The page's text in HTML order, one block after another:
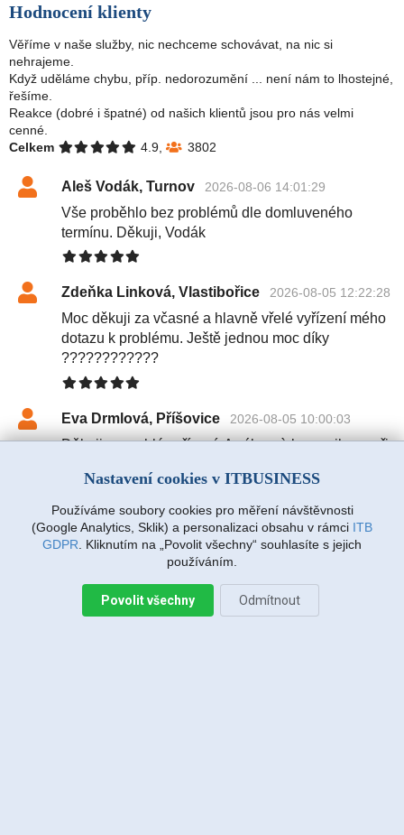
Hodnocení klienty
Věříme v naše služby, nic nechceme schovávat, na nic si
nehrajeme.
Když uděláme chybu, příp. nedorozumění ... není nám to lhostejné,
řešíme.
Reakce (dobré i špatné) od našich klientů jsou pro nás velmi
cenné.
Celkem
4.9, 3802
Aleš Vodák, Turnov 2026-08-06 14:01:29
Vše proběhlo bez problémů dle domluveného
termínu. Děkuji, Vodák
Zdeňka Linková, Vlastibořice 2026-08-05 12:22:28
Moc děkuji za včasné a hlavně vřelé vyřízení mého
dotazu k problému. Ještě jednou moc díky
????????????
Eva Drmlová, Příšovice 2026-08-05 10:00:03
Děkuji za rychlé vyřízení. A výbornà komunikace při
Martin Vanda, Bakov nad Jizerou
2026-08-04 20:33:07
Jiří Sadílek, Liberec 2026-08-03 20:08:43
Nastavení cookies v ITBUSINESS
Používáme soubory cookies pro měření návštěvnosti
(Google Analytics, Sklik) a personalizaci obsahu v rámci ITB
GDPR . Kliknutím na „Povolit všechny“ souhlasíte s jejich
používáním.
Povolit všechny Odmítnout